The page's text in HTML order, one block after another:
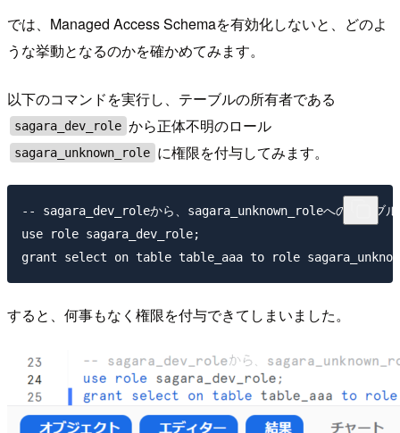
では、Managed Access Schemaを有効化しないと、どのよ
うな挙動となるのかを確かめてみます。
以下のコマンドを実行し、テーブルの所有者である
sagara_dev_role から正体不明のロール
sagara_unknown_role に権限を付与してみます。
-- sagara_dev_roleから、sagara_unknown_roleへのテーブル
use role sagara_dev_role;
すると、何事もなく権限を付与できてしまいました。